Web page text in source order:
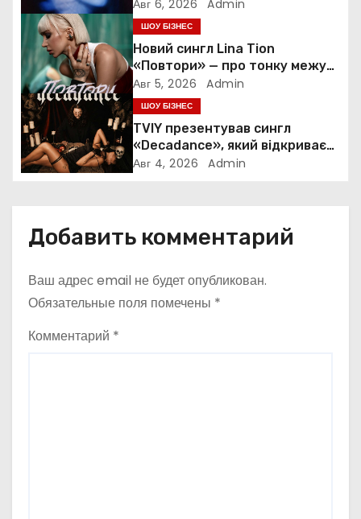
о
з
а
п
и
я
Авг 6, 2026 Admin
ШОУ БІЗНЕС
Новий сингл Lina Tion
«Повтори» — про тонку межу
між коханням, залежністю та
нав’язливою прив’язаністю
Авг 5, 2026 Admin
ШОУ БІЗНЕС
TVIY презентував сингл
«Decadance», який відкриває
нову сторінку українського
Авг 4, 2026 Admin
Добавить комментарий
Ваш адрес email не будет опубликован.
Обязательные поля помечены *
Комментарий *